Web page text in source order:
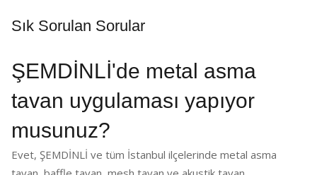
Sık Sorulan Sorular
ŞEMDİNLİ'de metal asma
tavan uygulaması yapıyor
musunuz?
Evet, ŞEMDİNLİ ve tüm İstanbul ilçelerinde metal asma